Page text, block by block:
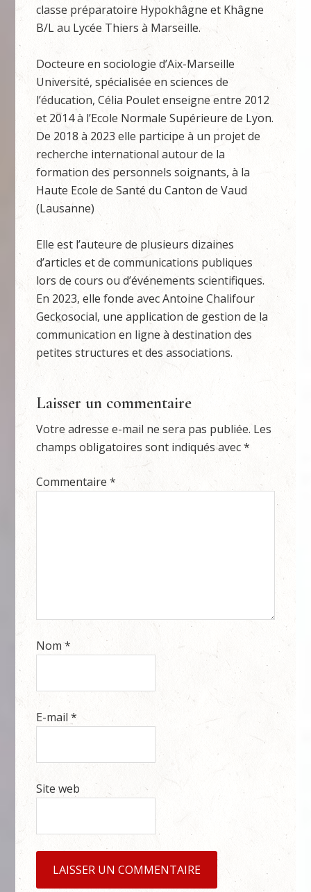
classe préparatoire Hypokhâgne et Khâgne
B/L au Lycée Thiers à Marseille.
Docteure en sociologie d’Aix-Marseille
Université, spécialisée en sciences de
l’éducation, Célia Poulet enseigne entre 2012
et 2014 à l’Ecole Normale Supérieure de Lyon.
De 2018 à 2023 elle participe à un projet de
recherche international autour de la
formation des personnels soignants, à la
Haute Ecole de Santé du Canton de Vaud
(Lausanne)
Elle est l’auteure de plusieurs dizaines
d’articles et de communications publiques
lors de cours ou d’événements scientifiques.
En 2023, elle fonde avec Antoine Chalifour
Geckosocial, une application de gestion de la
communication en ligne à destination des
petites structures et des associations.
Laisser un commentaire
Votre adresse e-mail ne sera pas publiée. Les
champs obligatoires sont indiqués avec*
Commentaire*
Nom*
E-mail*
Site web